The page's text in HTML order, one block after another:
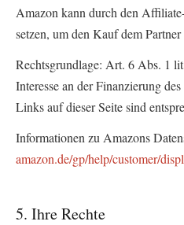
Amazon kann durch den
setzen, um den Kauf dem
Rechtsgrundlage: Art. 6 Abs. 1
Interesse an der Finanzierung
Links auf dieser Seite sind
Informationen zu Amazons
amazon.de/gp/help/customer/
5. Ihre Rechte